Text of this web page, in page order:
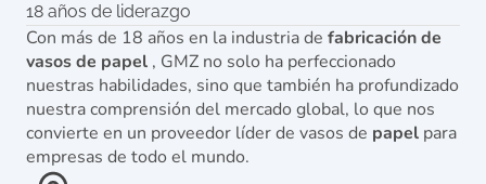
18 años de liderazgo
Con más de 18 años en la industria de fabricación de
vasos de papel , GMZ no solo ha perfeccionado
nuestras habilidades, sino que también ha profundizado
nuestra comprensión del mercado global, lo que nos
convierte en un proveedor líder de vasos de papel para
empresas de todo el mundo.